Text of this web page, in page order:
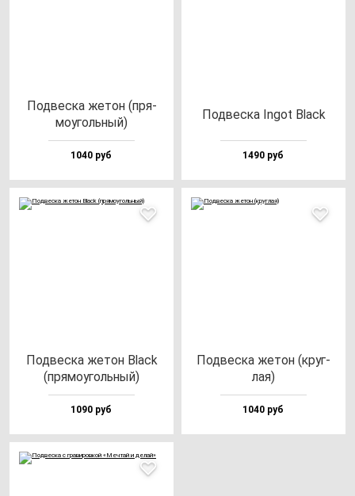
Под­вес­ка же­тон (пря­
мо­уголь­ный)
1040 руб
Под­вес­ка Ingot Black
1490 руб
Под­вес­ка же­тон Black
(пря­мо­уголь­ный)
1090 руб
Под­вес­ка же­тон (круг­
лая)
1040 руб